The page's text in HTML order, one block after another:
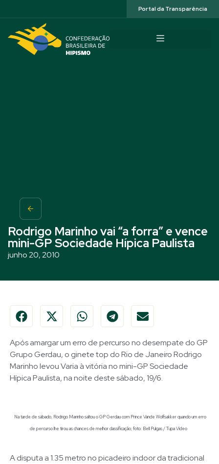
Portal da Transparência
Rodrigo Marinho vai “a forra” e vence
mini-GP Sociedade Hípica Paulista
junho 20, 2010
Após amargar um erro de percurso no desempate do GP
Grupo Gerdau, o ginete top do Rio de Janeiro Rodrigo
Marinho levou Varia à vitória no mini-GP Sociedade
Hípica Paulista, na noite deste sábado, 19/6.
Na tarde de sábado, Rodrigo Marinho saltou o GP Gerdau com Prince Vande Wolfsakker quando um erro
de percurso lhe tirou as chances de melhor classificação; foto: Bell Pulgas / Tupa Vídeo
A disputa a 1.35 metro no picadeiro indoor da tradicional